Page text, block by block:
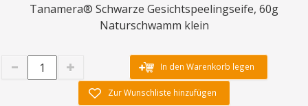
Tanamera® Schwarze Gesichtspeelingseife, 60g
Naturschwamm klein
In den Warenkorb legen
Zur Wunschliste hinzufügen